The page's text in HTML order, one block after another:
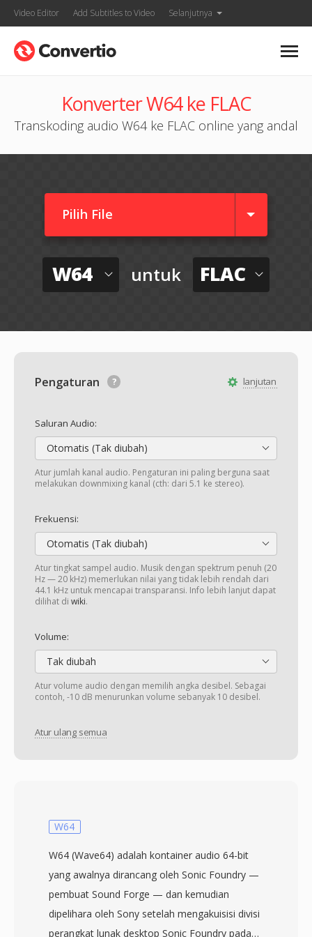
Video Editor Add Subtitles to Video Selanjutnya
Konverter W64 ke FLAC
Transkoding audio W64 ke FLAC online yang andal
Pilih File
W64 untuk FLAC
lanjutan
Pengaturan
Saluran Audio:
Otomatis (Tak diubah)
Atur jumlah kanal audio. Pengaturan ini paling berguna saat
melakukan downmixing kanal (cth: dari 5.1 ke stereo).
Frekuensi:
Otomatis (Tak diubah)
Atur tingkat sampel audio. Musik dengan spektrum penuh (20
Hz — 20 kHz) memerlukan nilai yang tidak lebih rendah dari
44.1 kHz untuk mencapai transparansi. Info lebih lanjut dapat
dilihat di wiki.
Volume:
Tak diubah
Atur volume audio dengan memilih angka desibel. Sebagai
contoh, -10 dB menurunkan volume sebanyak 10 desibel.
Atur ulang semua
W64
W64 (Wave64) adalah kontainer audio 64-bit
yang awalnya dirancang oleh Sonic Foundry —
pembuat Sound Forge — dan kemudian
dipelihara oleh Sony setelah mengakuisisi divisi
perangkat lunak desktop Sonic Foundry pada